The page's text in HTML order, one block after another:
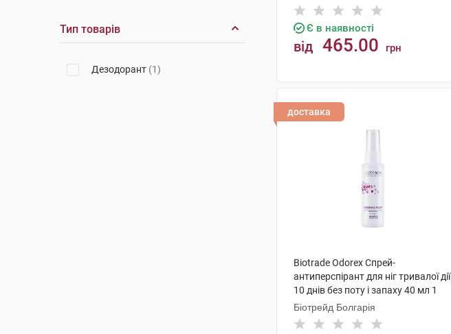
Тип товарів
Дезодорант (1)
Є в наявності
від 465.00 грн
доставка
Biotrade Odorex Спрей-
антиперспірант для ніг тривалої дії
10 днів без поту і запаху 40 мл 1
флакон
Біотрейд Болгарія